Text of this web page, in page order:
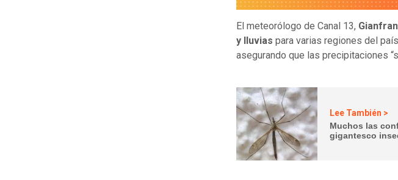
El meteorólogo de Canal 13,
y lluvias para varias regiones del
asegurando que las precipitaciones
Lee También >
Muchos las
gigantesco